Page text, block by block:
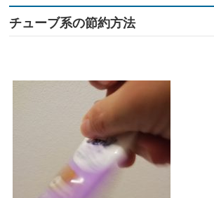
チューブ系の節約方法